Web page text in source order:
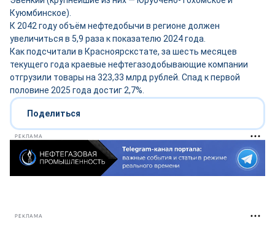
Куюмбинское).
К 2042 году объём нефтедобычи в регионе должен
увеличиться в 5,9 раза к показателю 2024 года.
Как подсчитали в Красноярскстате, за шесть месяцев
текущего года краевые нефтегазодобывающие компании
отгрузили товары на 323,33 млрд рублей. Спад к первой
половине 2025 года достиг 2,7%.
Поделиться
РЕКЛАМА
РЕКЛАМА